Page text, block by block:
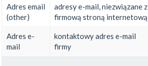
Adres email
(other)
adresy e-mail, niezwiązane z
firmową stroną internetową
Adres e-
mail
kontaktowy adres e-mail
firmy